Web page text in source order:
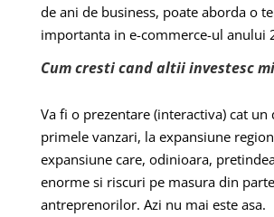
de ani de business, poate aborda o
importanta in e-commerce-ul anului
Cum cresti cand altii investesc
Va fi o prezentare (interactiva) cat un
primele vanzari, la expansiune
expansiune care, odinioara,
enorme si riscuri pe masura din
antreprenorilor. Azi nu mai este asa.